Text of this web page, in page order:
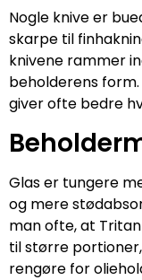
Nogle knive er
skarpe til
knivene rammer
beholderens
giver ofte bedre
Glas er tungere
og mere
man ofte, at
til større
rengøre for